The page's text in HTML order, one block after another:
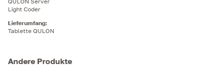
Light Coder
Lieferumfang:
Tablette QULON
Andere Produkte